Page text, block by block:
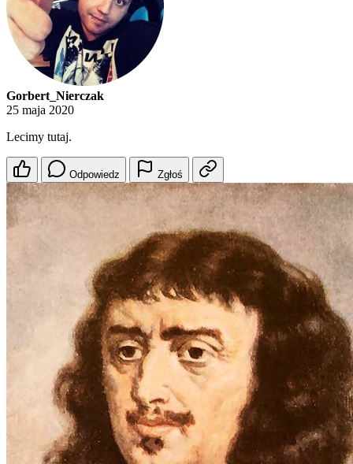
Gorbert_Nierczak
25 maja 2020
Lecimy tutaj.
Odpowiedz Zgłoś